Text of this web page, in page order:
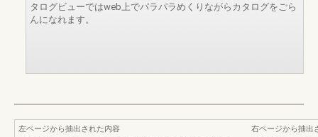
タログビューではweb上でパラパラめくりながらカタログをごら
んになれます。
左ページから抽出された内容
右ページから抽出